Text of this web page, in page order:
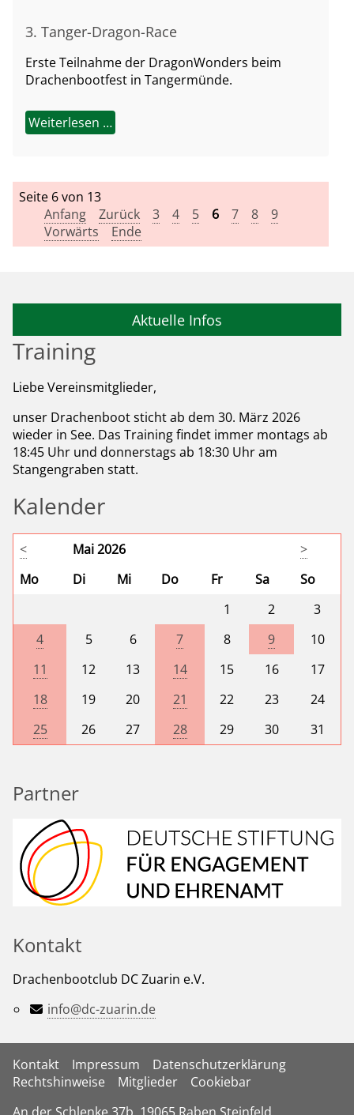
3. Tanger-Dragon-Race
Erste Teilnahme der DragonWonders beim
Drachenbootfest in Tangermünde.
Weiterlesen …
Seite 6 von 13
Anfang
Zurück 3 4 5 6 7 8
9
Vorwärts
Ende
Aktuelle Infos
Training
Liebe Vereinsmitglieder,
unser Drachenboot sticht ab dem 30. März 2026
wieder in See. Das Training findet immer montags ab
18:45 Uhr und donnerstags ab 18:30 Uhr am
Stangengraben statt.
Kalender
< Mai 2026
>
Mo
Di Mi Do Fr Sa
So
1
2
3
4
5 6 7 8 9
10
11
12 13 14 15 16
17
18
19 20 21 22 23
24
25
26 27 28 29 30 31
Partner
Kontakt
Drachenbootclub DC Zuarin e.V.
info@dc-zuarin.de
Kontakt Impressum
Datenschutzerklärung
Rechtshinweise
Mitglieder
Cookiebar